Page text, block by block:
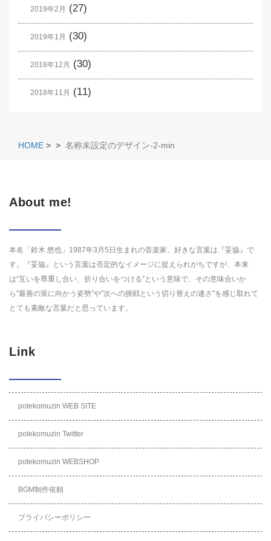
2019年2月 (27)
2019年1月 (30)
2018年12月 (30)
2018年11月 (11)
HOME > > 名称未設定のデザイン-2-min
About me!
本名「鈴木 悠也」1987年3月5日生まれの音楽家。好きな言葉は『妥協』で
す。『妥協』という言葉は否定的なイメージに捉えられがちですが、本来
は“互いを尊重し合い、折り合いをつける”という意味で、その意味合いか
ら"最善の策に向かう姿勢"や"次への挑戦という切り替えの速さ"を感じ取れて
とても素敵な言葉だと思っています。
Link
potekomuzin WEB SITE
potekomuzin Twitter
potekomuzin WEBSHOP
BGM制作依頼
プライバシーポリシー